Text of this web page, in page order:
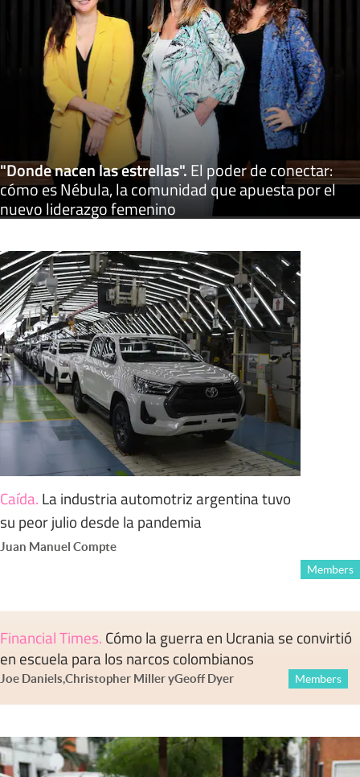
"Donde nacen las estrellas".El poder de conectar:
cómo es Nébula, la comunidad que apuesta por el
nuevo liderazgo femenino
Caída. La industria automotriz argentina tuvo
su peor julio desde la pandemia
Juan Manuel Compte
Members
Financial Times. Cómo la guerra en Ucrania se convirtió
en escuela para los narcos colombianos
Joe Daniels,Christopher MilleryGeoff Dyer Members